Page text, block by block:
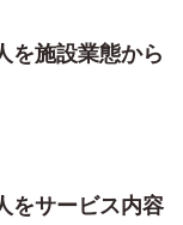
を施設業態から
をサービス内容